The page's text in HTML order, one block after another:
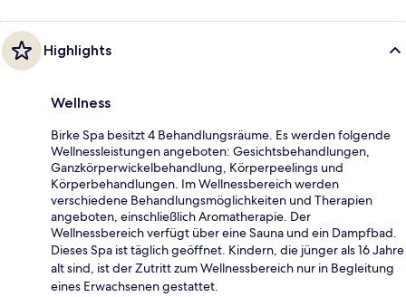
Highlights
Wellness
Birke Spa besitzt 4 Behandlungsräume. Es werden folgende
Wellnessleistungen angeboten: Gesichtsbehandlungen,
Ganzkörperwickelbehandlung, Körperpeelings und
Körperbehandlungen. Im Wellnessbereich werden
verschiedene Behandlungsmöglichkeiten und Therapien
angeboten, einschließlich Aromatherapie. Der
Wellnessbereich verfügt über eine Sauna und ein Dampfbad.
Dieses Spa ist täglich geöffnet. Kindern, die jünger als 16 Jahre
alt sind, ist der Zutritt zum Wellnessbereich nur in Begleitung
eines Erwachsenen gestattet.